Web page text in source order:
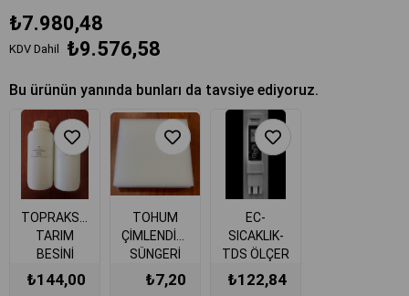
₺7.980,48
KDV Dahil ₺9.576,58
Bu ürünün yanında bunları da tavsiye ediyoruz.
TOPRAKSIZ
TARIM
BESİNİ
(HOBİ
KULLANIMI
₺144,00
TOHUM
ÇİMLENDİRME
SÜNGERİ
25x25x25mm
25 ADET
₺7,20
EC-
SICAKLIK-
TDS ÖLÇER
₺122,84